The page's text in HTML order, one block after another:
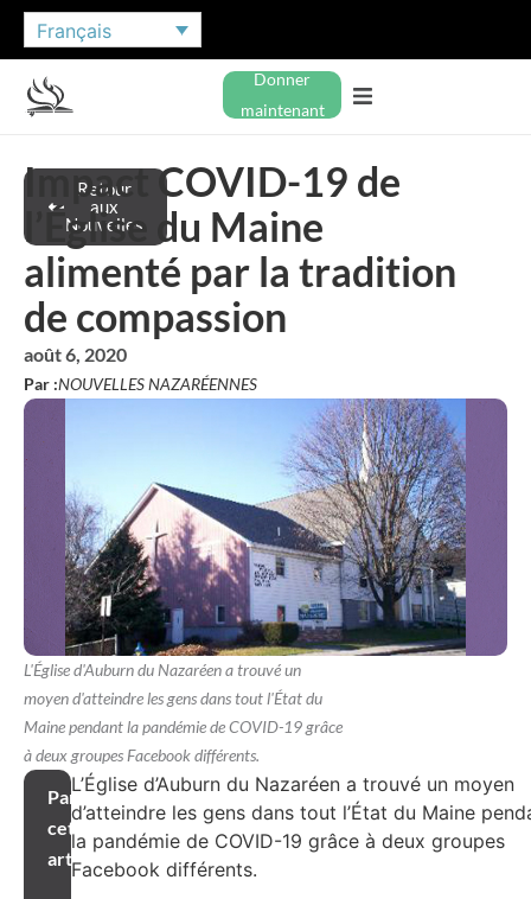
Français
Donner
maintenant
Retour
aux
Nouvelles
Impact COVID-19 de
l’Église du Maine
alimenté par la tradition
de compassion
août 6, 2020
Par :NOUVELLES NAZARÉENNES
L'Église d'Auburn du Nazaréen a trouvé un
moyen d'atteindre les gens dans tout l'État du
Maine pendant la pandémie de COVID-19 grâce
à deux groupes Facebook différents.
Partager
cet
article
L’Église d’Auburn du Nazaréen a trouvé un moyen
d’atteindre les gens dans tout l’État du Maine
la pandémie de COVID-19 grâce à deux groupes
Facebook différents.